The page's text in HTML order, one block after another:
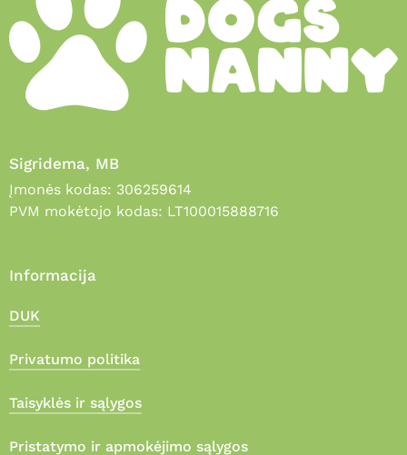
Sigridema, MB
Įmonės kodas: 306259614
PVM mokėtojo kodas: LT100015888716
Informacija
DUK
Privatumo politika
Taisyklės ir sąlygos
Pristatymo ir apmokėjimo sąlygos